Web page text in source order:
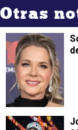
Otras